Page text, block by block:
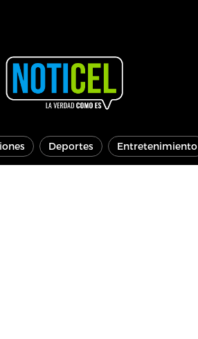
Deportes Entretenimiento